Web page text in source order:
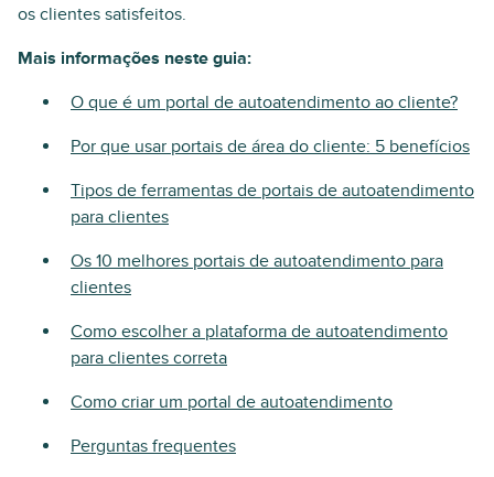
os clientes satisfeitos.
Mais informações neste guia:
O que é um portal de autoatendimento ao cliente?
Por que usar portais de área do cliente: 5 benefícios
Tipos de ferramentas de portais de autoatendimento
para clientes
Os 10 melhores portais de autoatendimento para
clientes
Como escolher a plataforma de autoatendimento
para clientes correta
Como criar um portal de autoatendimento
Perguntas frequentes